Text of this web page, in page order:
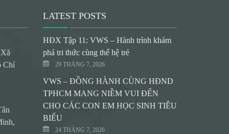
Chí
LATEST POSTS
HĐX Tập 11: VWS – Hành trình khám
phá tri thức cùng thế hệ trẻ
29 THÁNG 7, 2026
VWS – ĐỒNG HÀNH CÙNG HĐND
TPHCM MANG NIỀM VUI ĐẾN
CHO CÁC CON EM HỌC SINH TIÊU
BIỂU
24 THÁNG 7, 2026